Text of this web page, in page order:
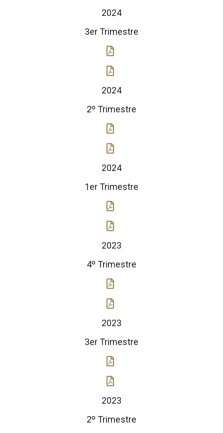
2024
3er Trimestre
2024
2º Trimestre
2024
1er Trimestre
2023
4º Trimestre
2023
3er Trimestre
2023
2º Trimestre